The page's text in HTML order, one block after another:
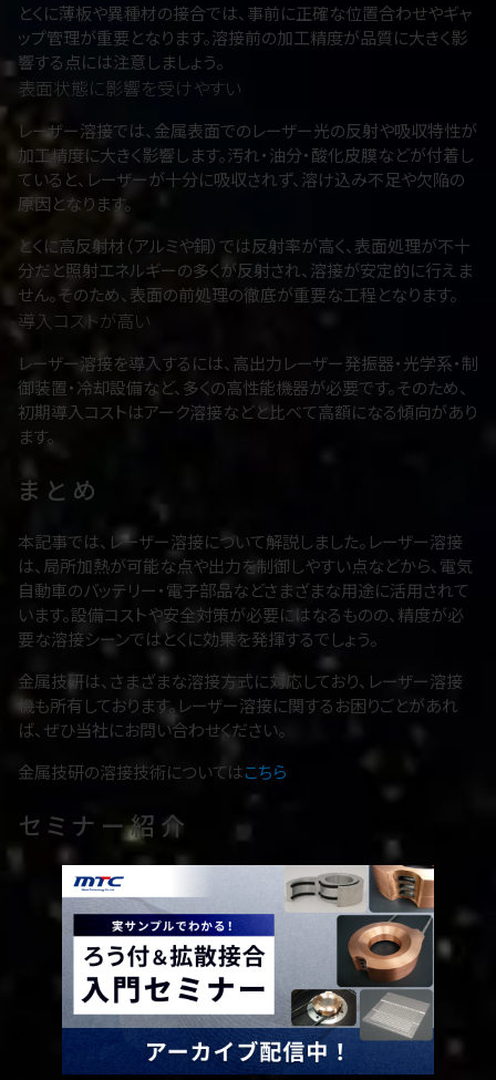
とくに薄板や異種材の接合では、事前に正確な位置合わせやギャ
ップ管理が重要となります。溶接前の加工精度が品質に大きく影
響する点には注意しましょう。
表面状態に影響を受けやすい
レーザー溶接では、金属表面でのレーザー光の反射や吸収特性が
加工精度に大きく影響します。汚れ・油分・酸化皮膜などが付着し
ていると、レーザーが十分に吸収されず、溶け込み不足や欠陥の
原因となります。
とくに高反射材（アルミや銅）では反射率が高く、表面処理が不十
分だと照射エネルギーの多くが反射され、溶接が安定的に行えま
せん。そのため、表面の前処理の徹底が重要な工程となります。
導入コストが高い
レーザー溶接を導入するには、高出力レーザー発振器・光学系・制
御装置・冷却設備など、多くの高性能機器が必要です。そのため、
初期導入コストはアーク溶接などと比べて高額になる傾向があり
ます。
まとめ
本記事では、レーザー溶接について解説しました。レーザー溶接
は、局所加熱が可能な点や出力を制御しやすい点などから、電気
自動車のバッテリー・電子部品などさまざまな用途に活用されて
います。設備コストや安全対策が必要にはなるものの、精度が必
要な溶接シーンではとくに効果を発揮するでしょう。
金属技研は、さまざまな溶接方式に対応しており、レーザー溶接
機も所有しております。レーザー溶接に関するお困りごとがあれ
ば、ぜひ当社にお問い合わせください。
金属技研の溶接技術についてはこちら
セミナー紹介